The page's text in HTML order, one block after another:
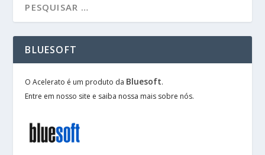
BLUESOFT
O Acelerato é um produto da Bluesoft.
Entre em nosso site e saiba nossa mais sobre nós.